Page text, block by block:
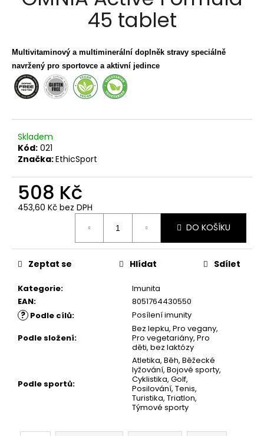
hvězdiček.
45 tablet
Multivitaminový a multiminerální doplněk stravy speciálně
navržený pro sportovce a aktivní jedince
Skladem
Kód: 021
Značka:EthicSport
508 Kč
453,60 Kč bez DPH
DO KOŠÍKU
Kategorie:
Imunita
EAN: 8051764430550
? Podle cílů: Posílení imunity
Podle složení:
Bez lepku, Pro vegany,
Pro vegetariány, Pro
děti, bez laktózy
Podle sportů:
Atletika, Běh, Běžecké
lyžování, Bojové sporty,
Cyklistika, Golf,
Posilování, Tenis,
Turistika, Triatlon,
Týmové sporty
Zeptat se Hlídat Sdílet
í
t
?
D
o
p
u
č
e
m